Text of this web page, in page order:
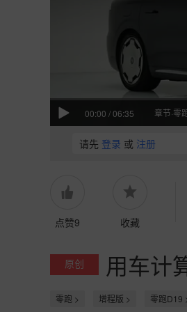
00:00 /06:35
请先 登录 或 注册
点赞9 收藏
原创 用车计
零跑 > 增程版 > 零跑D19